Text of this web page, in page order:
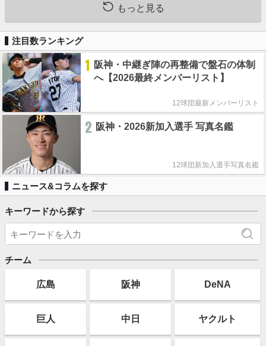
もっと見る
注目数ランキング
1 阪神・中継ぎ陣の再整備で盤石の体制
へ【2026最終メンバーリスト】
12球団最新メンバーリスト
2 阪神・2026新加入選手 写真名鑑
12球団新加入選手写真名鑑
ニュース&コラムを探す
キーワードから探す
チーム
広島 阪神 DeNA
巨人 中日 ヤクルト